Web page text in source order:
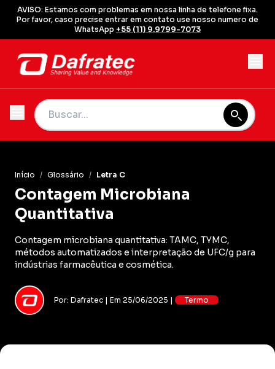
AVISO: Estamos com problemas em nossa linha de telefone fixa.
Por favor, caso precise entrar em contato use nosso numero de
WhatsApp +55 (11) 9.9799-7073
Início / Glossário / Letra C
Contagem Microbiana
Quantitativa
Contagem microbiana quantitativa: TAMC, TYMC,
métodos automatizados e interpretação de UFC/g para
indústrias farmacêutica e cosmética.
Por: Dafratec | Em 25/06/2025 | Termo